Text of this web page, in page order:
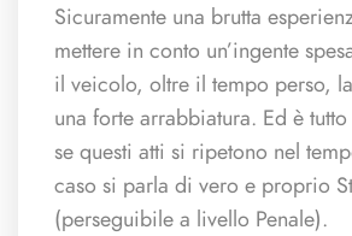
Sicuramente una brutta
mettere in conto un’ingente
il veicolo, oltre il tempo perso,
una forte arrabbiatura. Ed è
se questi atti si ripetono nel
caso si parla di vero e proprio
(perseguibile a livello Penale).